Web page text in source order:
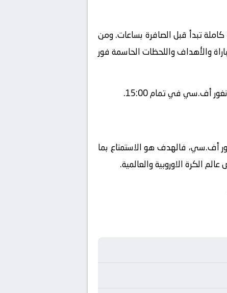
تبدأ قبل الصافرة بساعات. ومن
والأهداف واللحظات الحاسمة فور
أف.سي في تمام 15:00.
أف.سي، فالهدف هو الاستمتاع بما
الكرة الاوروبية والعالمية.